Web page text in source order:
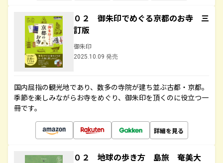
０２ 御朱印でめぐる京都のお寺 三
訂版
御朱印
2025.10.09 発売
国内屈指の観光地であり、数多の寺院が建ち並ぶ古都・京都。
季節を楽しみながらお寺をめぐり、御朱印を頂くのに役立つ一
冊です。
詳細を見る
０２ 地球の歩き方 島旅 奄美大